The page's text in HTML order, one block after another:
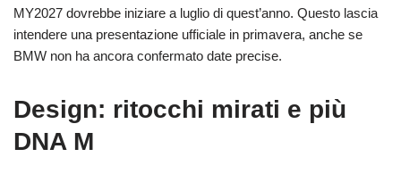
MY2027 dovrebbe iniziare a luglio di quest’anno. Questo lascia
intendere una presentazione ufficiale in primavera, anche se
BMW non ha ancora confermato date precise.
Design: ritocchi mirati e più
DNA M